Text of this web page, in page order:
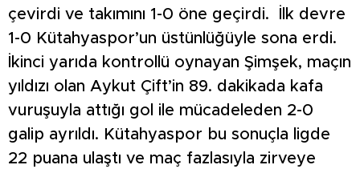
çevirdi ve takımını 1-0 öne geçirdi. İlk devre
1-0 Kütahyaspor’un üstünlüğüyle sona erdi.
İkinci yarıda kontrollü oynayan Şimşek, maçın
yıldızı olan Aykut Çift’in 89. dakikada kafa
vuruşuyla attığı gol ile mücadeleden 2-0
galip ayrıldı. Kütahyaspor bu sonuçla ligde
22 puana ulaştı ve maç fazlasıyla zirveye